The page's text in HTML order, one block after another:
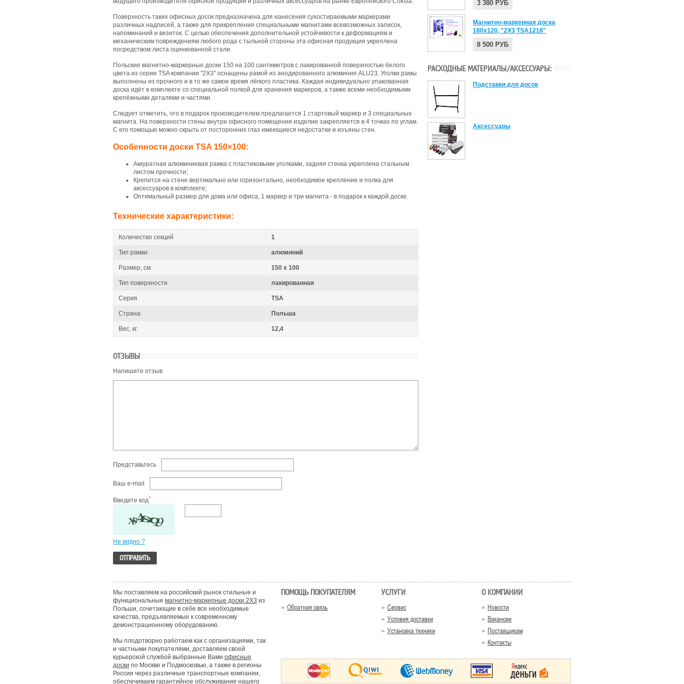
Поверхность таких офисных досок предназначена для нанесения сухостираемыми маркерами
различных надписей, а также для прикрепления специальными магнитами всевозможных записок,
напоминаний и визиток. С целью обеспечения дополнительной устойчивости к деформациям и
механическим повреждениям любого рода с тыльной стороны эта офисная продукция укреплена
посредством листа оцинкованной стали.
Польские магнитно-маркерные доски 150 на 100 сантиметров с лакированной поверхностью белого
цвета из серии TSA компании "2Х3" оснащены рамой из анодированного алюминия ALU23. Уголки рамы
выполнены из прочного и в то же самое время лёгкого пластика. Каждая индивидуально упакованная
доска идёт в комплекте со специальной полкой для хранения маркеров, а также всеми необходимыми
крепёжными деталями и частями.
Следует отметить, что в подарок производителем предлагается 1 стартовый маркер и 3 специальных
магнита. На поверхности стены внутри офисного помещения изделие закрепляется в 4 точках по углам.
С его помощью можно скрыть от посторонних глаз имеющиеся недостатки и изъяны стен.
Особенности доски TSA 150×100:
Аккуратная алюминиевая рамка с пластиковыми уголками, задняя стенка укреплена стальным
листом прочности;
Крепится на стене вертикально или горизонтально, необходимое крепление и полка для
аксессуаров в комплекте;
Оптимальный размер для дома или офиса, 1 маркер и три магнита - в подарок к каждой доске.
Технические характеристики:
Количество секций 1
Тип рамки алюминий
Размер, см. 150 x 100
Тип поверхности лакированная
Серия TSA
Страна Польша
Вес, кг. 12,4
ОТЗЫВЫ
Напишите отзыв
Представьтесь
Ваш e-mail
Введите код*
Не видно ?
3 380 РУБ
Магнитно-маркерная доска
180x120, "2X3 TSA1218"
8 500 РУБ
РАСХОДНЫЕ МАТЕРИАЛЫ/АКСЕССУАРЫ:
Подставки для досок
Аксессуары
Мы поставляем на российский рынок стильные и
функциональные магнитно-маркерные доски 2X3 из
Польши, сочетающие в себе все необходимые
качества, предъявляемые к современному
демонстрационному оборудованию.
Мы плодотворно работаем как с организациями, так
и частными покупателями, доставляем своей
курьерской службой выбранные Вами офисные
доски по Москве и Подмосковью, а также в регионы
России через различные транспортные компании,
обеспечиваем гарантийное обслуживание нашего
ПОМОЩЬ ПОКУПАТЕЛЯМ
Обратная связь
УСЛУГИ
Сервис
Условия доставки
Установка техники
О КОМПАНИИ
Новости
Вакансии
Поставщикам
Контакты